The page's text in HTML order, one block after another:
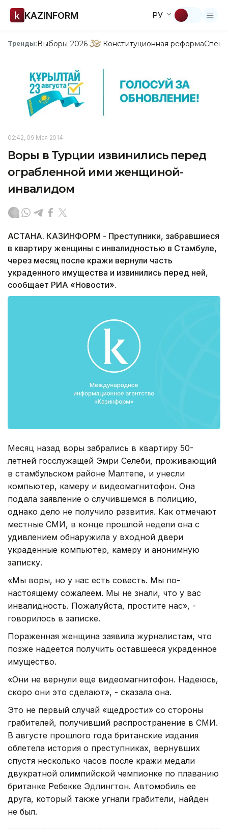
KAZINFORM РУ
Тренды:Выборы-2026 Конституционная реформа
02:42, 09 Мая 2014
Воры в Турции извинились перед
ограбленной ими женщиной-
инвалидом
АСТАНА. КАЗИНФОРМ - Преступники, забравшиеся
в квартиру женщины с инвалидностью в Стамбуле,
через месяц после кражи вернули часть
украденного имущества и извинились перед ней,
сообщает РИА «Новости».
Месяц назад воры забрались в квартиру 50-
летней госслужащей Эмри Селеби, проживающий
в стамбульском районе Малтепе, и унесли
компьютер, камеру и видеомагнитофон. Она
подала заявление о случившемся в полицию,
однако дело не получило развития. Как отмечают
местные СМИ, в конце прошлой недели она с
удивлением обнаружила у входной двери
украденные компьютер, камеру и анонимную
записку.
«Мы воры, но у нас есть совесть. Мы по-
настоящему сожалеем. Мы не знали, что у вас
инвалидность. Пожалуйста, простите нас», -
говорилось в записке.
Пораженная женщина заявила журналистам, что
позже надеется получить оставшееся украденное
имущество.
«Они не вернули еще видеомагнитофон. Надеюсь,
скоро они это сделают», - сказала она.
Это не первый случай «щедрости» со стороны
грабителей, получивший распространение в СМИ.
В августе прошлого года британские издания
облетела история о преступниках, вернувших
спустя несколько часов после кражи медали
двукратной олимпийской чемпионке по плаванию
британке Ребекке Эдлингтон. Автомобиль ее
друга, который также угнали грабители, найден
не был.